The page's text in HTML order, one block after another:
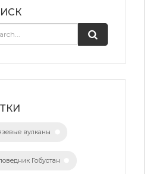
вулканы
Гобустан